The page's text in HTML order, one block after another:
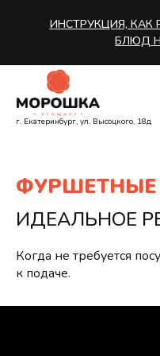
ИНСТРУКЦИЯ, КАК
БЛЮД
г. Екатеринбург, ул. Высоцкого, 18д
ФУРШЕТНЫЕ
ИДЕАЛЬНОЕ
Когда не требуется
к подаче.